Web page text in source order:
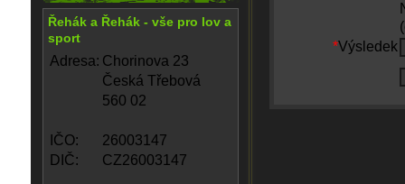
Řehák a Řehák - vše pro lov a
sport
Adresa: Chorinova 23
Česká Třebová
560 02
IČO:
26003147
DIČ:
CZ26003147
*Výsledek